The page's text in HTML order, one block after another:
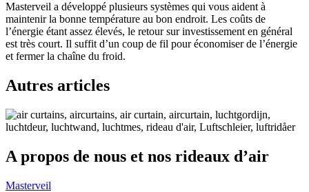
Masterveil a développé plusieurs systèmes qui vous aident à
maintenir la bonne température au bon endroit. Les coûts de
l’énergie étant assez élevés, le retour sur investissement en général
est très court. Il suffit d’un coup de fil pour économiser de l’énergie
et fermer la chaîne du froid.
Autres articles
A propos de nous et nos rideaux d’air
Masterveil